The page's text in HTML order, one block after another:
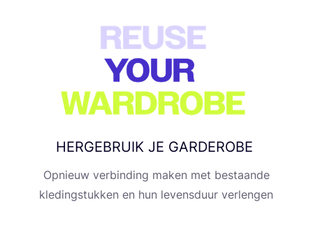
HERGEBRUIK JE GARDEROBE
Opnieuw ver­bin­ding maken met bestaan­de
kle­ding­stuk­ken en hun levens­duur verlengen